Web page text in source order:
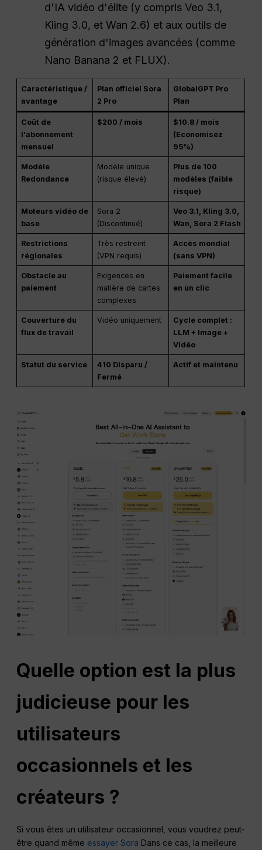
d'IA vidéo d'élite (y compris Veo 3.1,
Kling 3.0, et Wan 2.6) et aux outils de
génération d'images avancées (comme
Nano Banana 2 et FLUX).
Caractéristique /
avantage
Plan officiel Sora
2 Pro
GlobalGPT Pro
Plan
Coût de
l'abonnement
mensuel
$200 / mois
$10.8 / mois
(Economisez
95%)
Modèle
Redondance
Modèle unique
(risque élevé)
Plus de 100
modèles (faible
risque)
Moteurs vidéo de
base
Sora 2
(Discontinué)
Veo 3.1, Kling 3.0,
Wan, Sora 2 Flash
Restrictions
régionales
Très restreint
(VPN requis)
Accès mondial
(sans VPN)
Obstacle au
paiement
Exigences en
matière de cartes
complexes
Paiement facile
en un clic
Couverture du
flux de travail
Vidéo uniquement
Cycle complet :
LLM + Image +
Vidéo
Statut du service
410 Disparu /
Fermé
Actif et maintenu
Quelle option est la plus
judicieuse pour les
utilisateurs
occasionnels et les
créateurs ?
Si vous êtes un utilisateur occasionnel, vous voudrez peut-
être quand même essayer Sora Dans ce cas, la meilleure